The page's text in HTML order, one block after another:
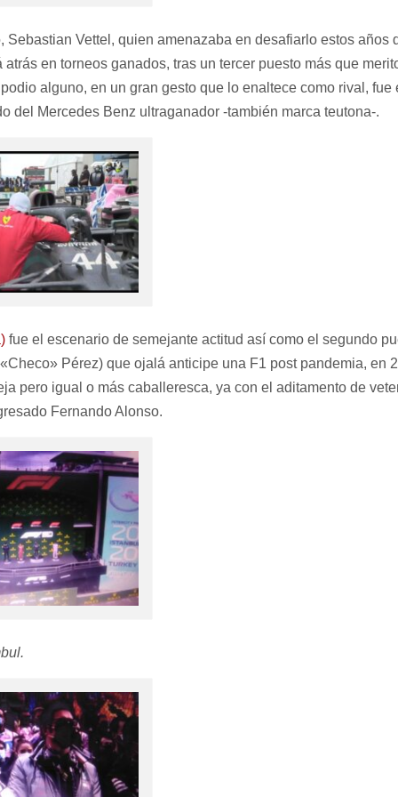
Sebastian Vettel, quien amenazaba en desafiarlo estos años
en torneos ganados, tras un tercer puesto más que
alguno, en un gran gesto que lo enaltece como rival, fue
del Mercedes Benz ultraganador -también marca teutona-.
fue el escenario de semejante actitud así como el segundo
Pérez) que ojalá anticipe una F1 post pandemia, en
pero igual o más caballeresca, ya con el aditamento de
Fernando Alonso.